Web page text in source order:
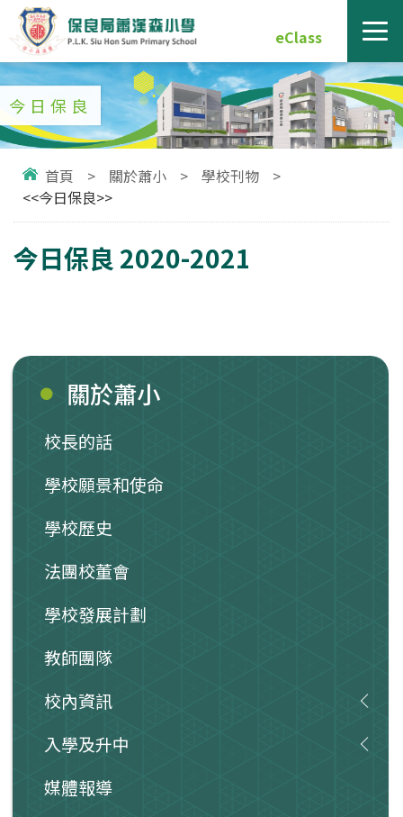
eClass
今日保良
首頁 > 關於蕭小 > 學校刊物
>
<<今日保良>>
今日保良 2020-2021
關於蕭小
校長的話
學校願景和使命
學校歷史
法團校董會
學校發展計劃
教師團隊
校內資訊
入學及升中
媒體報導